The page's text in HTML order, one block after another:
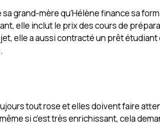
grand-mère qu’Hélène finance sa
elle inclut le prix des cours de
elle a aussi contracté un prêt étudiant
tout rose et elles doivent faire
si c’est très enrichissant, cela